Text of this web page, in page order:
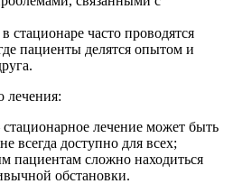
стационаре часто проводятся
пациенты делятся опытом и
лечения:
лечение может быть
всегда доступно для всех;
пациентам сложно находиться
обстановки.